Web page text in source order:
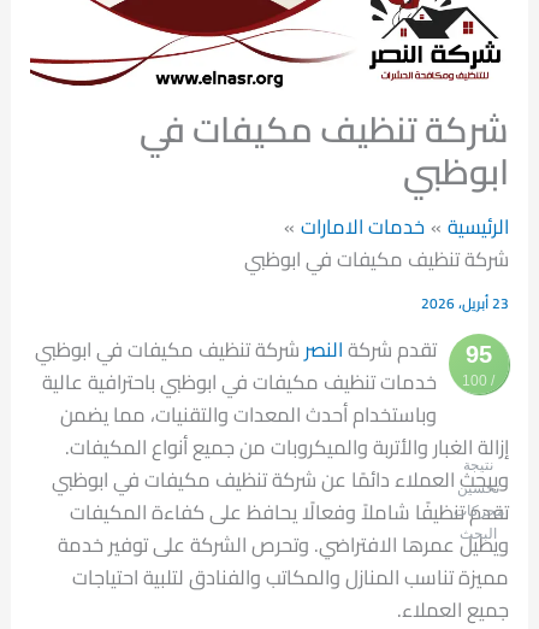
شركة تنظيف مكيفات في
ابوظبي
الرئيسية
خدمات الامارات
شركة تنظيف مكيفات في ابوظبي
23 أبريل، 2026
95
/ 100
نتيجة
تحسين
محركات
البحث
تقدم شركةالنصر شركة تنظيف مكيفات في ابوظبي
خدمات تنظيف مكيفات في ابوظبي باحترافية عالية
وباستخدام أحدث المعدات والتقنيات، مما يضمن
إزالة الغبار والأتربة والميكروبات من جميع أنواع المكيفات.
ويبحث العملاء دائمًا عن شركة تنظيف مكيفات في ابوظبي
تقدم تنظيفًا شاملاً وفعالًا يحافظ على كفاءة المكيفات
ويطيل عمرها الافتراضي. وتحرص الشركة على توفير خدمة
مميزة تناسب المنازل والمكاتب والفنادق لتلبية احتياجات
جميع العملاء.